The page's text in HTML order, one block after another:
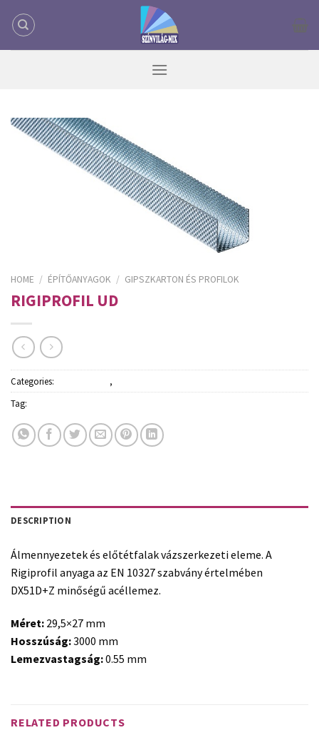
HOME / ÉPÍTŐANYAGOK / GIPSZKARTON ÉS PROFILOK
RIGIPROFIL UD
Categories: ,
Tag:
DESCRIPTION
Álmennyezetek és előtétfalak vázszerkezeti eleme. A
Rigiprofil anyaga az EN 10327 szabvány értelmében
DX51D+Z minőségű acéllemez.
Méret: 29,5×27 mm
Hosszúság:3000 mm
Lemezvastagság:0.55 mm
RELATED PRODUCTS